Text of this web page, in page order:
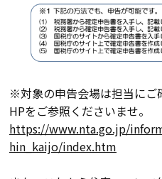
イベント・見学会
モデルハウス紹介
お客様の声
会社案内
※対象の申告会場は担当にご
HPをご参照くださいませ。
https://www.nta.go.jp/
hin_kaijo/index.htm